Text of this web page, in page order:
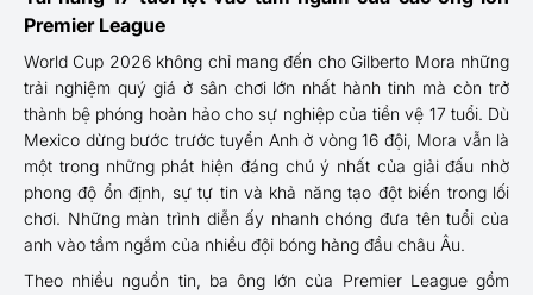
Premier League
World Cup 2026 không chỉ mang đến cho Gilberto Mora những
trải nghiệm quý giá ở sân chơi lớn nhất hành tinh mà còn trở
thành bệ phóng hoàn hảo cho sự nghiệp của tiền vệ 17 tuổi. Dù
Mexico dừng bước trước tuyển Anh ở vòng 16 đội, Mora vẫn là
một trong những phát hiện đáng chú ý nhất của giải đấu nhờ
phong độ ổn định, sự tự tin và khả năng tạo đột biến trong lối
chơi. Những màn trình diễn ấy nhanh chóng đưa tên tuổi của
anh vào tầm ngắm của nhiều đội bóng hàng đầu châu Âu.
Theo nhiều nguồn tin, ba ông lớn của Premier League gồm